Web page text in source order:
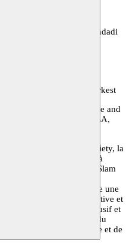
Fatima Mernissi Chair
Adnan, Samira Bendadi
of Fatima Mernissi
Andalusisch Orkest
Nomadic Arts Centre and
in collaboration with RHEA,
Academia Meets Society, la
activités ayant trait à
local et transnational. Slam
sociétales à
face. Le projet propose une
de manière constructive et
bruxellois plus inclusif et
du soutien financier du
Médias et de la Jeunesse et de